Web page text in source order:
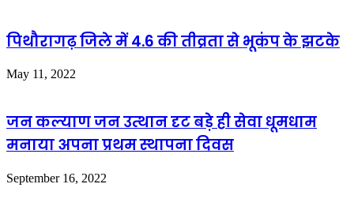
पिथौरागढ़ जिले में 4.6 की तीव्रता से भूकंप के झटके
May 11, 2022
जन कल्याण जन उत्थान दृट बड़े ही सेवा धूमधाम
मनाया अपना प्रथम स्थापना दिवस
September 16, 2022